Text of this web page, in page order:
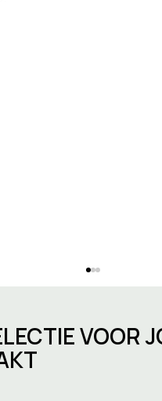
VOOR